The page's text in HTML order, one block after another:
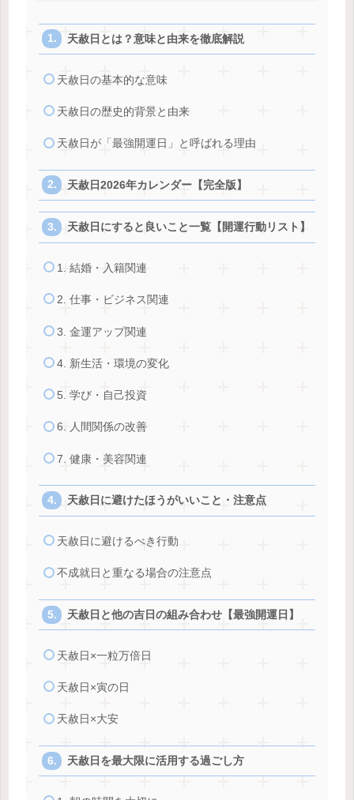
天赦日とは？意味と由来を徹底解説
天赦日の基本的な意味
天赦日の歴史的背景と由来
天赦日が「最強開運日」と呼ばれる理由
天赦日2026年カレンダー【完全版】
天赦日にすると良いこと一覧【開運行動リスト】
1. 結婚・入籍関連
2. 仕事・ビジネス関連
3. 金運アップ関連
4. 新生活・環境の変化
5. 学び・自己投資
6. 人間関係の改善
7. 健康・美容関連
天赦日に避けたほうがいいこと・注意点
天赦日に避けるべき行動
不成就日と重なる場合の注意点
天赦日と他の吉日の組み合わせ【最強開運日】
天赦日×一粒万倍日
天赦日×寅の日
天赦日×大安
天赦日を最大限に活用する過ごし方